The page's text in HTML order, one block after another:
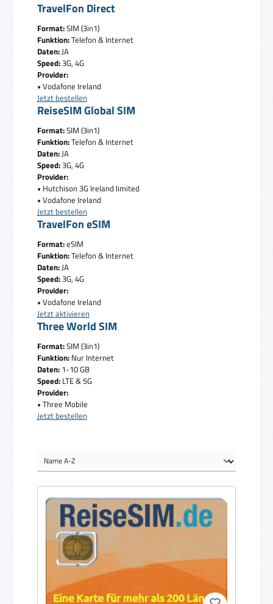
TravelFon Direct
Format:SIM (3in1)
Funktion:Telefon & Internet
Daten:JA
Speed:3G, 4G
Provider:
• Vodafone Ireland
Jetzt bestellen
ReiseSIM Global SIM
Format:SIM (3in1)
Funktion:Telefon & Internet
Daten:JA
Speed:3G, 4G
Provider:
• Hutchison 3G Ireland limited
• Vodafone Ireland
Jetzt bestellen
TravelFon eSIM
Format:eSIM
Funktion:Telefon & Internet
Daten: JA
Speed:3G, 4G
Provider:
• Vodafone Ireland
Jetzt aktivieren
Three World SIM
Format:SIM (3in1)
Funktion: Nur Internet
Daten: 1-10 GB
Speed: LTE & 5G
Provider:
• Three Mobile
Jetzt bestellen